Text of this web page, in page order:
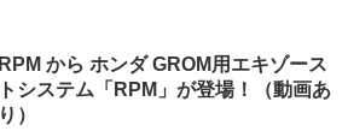
RPM から ホンダ GROM用エキゾース
トシステム「RPM」が登場！（動画あ
り）